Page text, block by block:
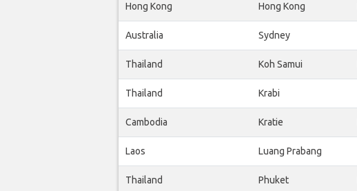
Hong Kong Hong Kong
Australia Sydney
Thailand Koh Samui
Thailand Krabi
Cambodia Kratie
Laos Luang Prabang
Thailand Phuket